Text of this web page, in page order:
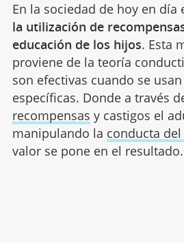
En la sociedad de hoy en día
la utilización de
educación de los hijos. Esta
proviene de la teoría
son efectivas cuando se
específicas. Donde a través
recompensas y castigos el
manipulando la conducta
valor se pone en el resultado.